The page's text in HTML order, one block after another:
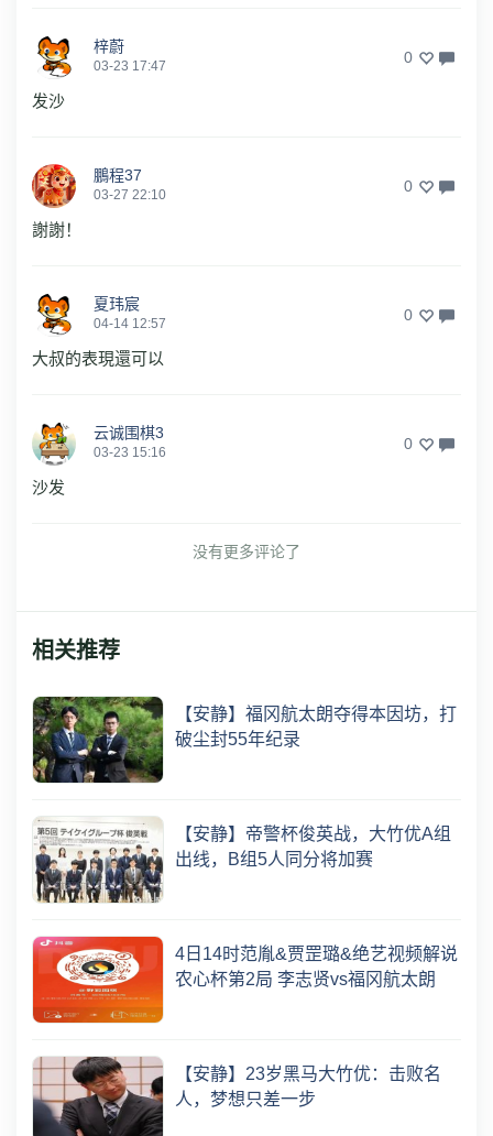
梓蔚
03-23 17:47 0
发沙
鵬程37
03-27 22:10 0
謝謝！
夏玮宸
04-14 12:57 0
大叔的表現還可以
云诚围棋3
03-23 15:16 0
沙发
没有更多评论了
相关推荐
【安静】福冈航太朗夺得本因坊，打
破尘封55年纪录
【安静】帝警杯俊英战，大竹优A组
出线，B组5人同分将加赛
4日14时范胤&贾罡璐&绝艺视频解说
农心杯第2局 李志贤vs福冈航太朗
【安静】23岁黑马大竹优：击败名
人，梦想只差一步